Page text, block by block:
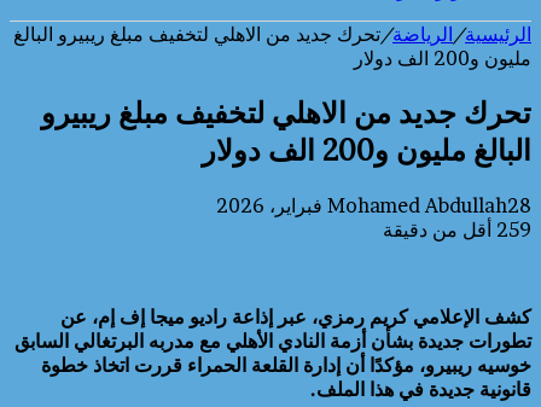
الرئيسية/الرياضة/تحرك جديد من الاهلي لتخفيف مبلغ ريبيرو البالغ
مليون و200 الف دولار
تحرك جديد من الاهلي لتخفيف مبلغ ريبيرو
البالغ مليون و200 الف دولار
Mohamed Abdullah28 فبراير، 2026
259 أقل من دقيقة
كشف الإعلامي كريم رمزي، عبر إذاعة راديو ميجا إف إم، عن
تطورات جديدة بشأن أزمة النادي الأهلي مع مدربه البرتغالي السابق
خوسيه ريبيرو، مؤكدًا أن إدارة القلعة الحمراء قررت اتخاذ خطوة
قانونية جديدة في هذا الملف.